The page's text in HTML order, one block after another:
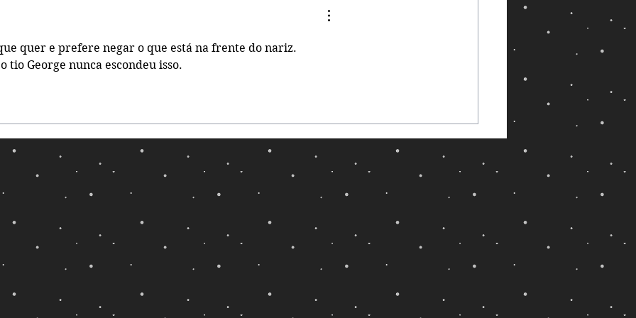
quer e prefere negar o que está na frente do nariz.
tio George nunca escondeu isso.